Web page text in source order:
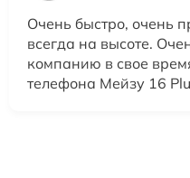
Очень быстро, очень
всегда на высоте.
компанию в свое
телефона Мейзу 16